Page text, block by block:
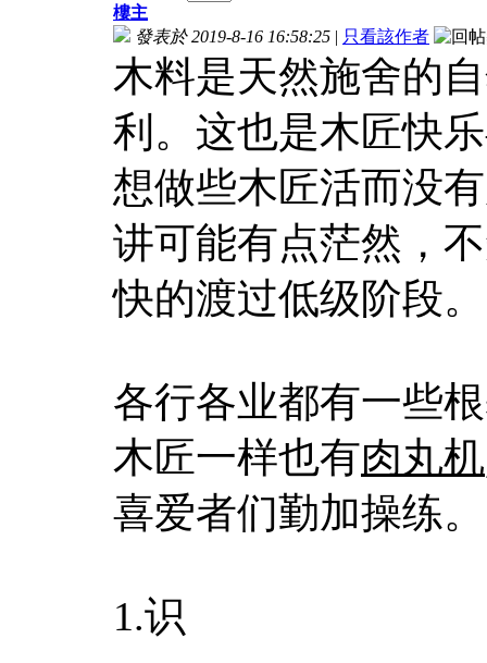
樓主
發表於 2019-8-16 16:58:25 | 只看該作者
木料是天然施舍的
利。这也是木匠快
想做些木匠活而没
讲可能有点茫然，
快的渡过低级阶段。
各行各业都有一些
木匠一样也有肉丸机
喜爱者们勤加操练。
1.识